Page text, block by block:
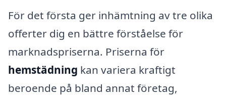
För det första ger inhämtning av tre olika
offerter dig en bättre förståelse för
marknadspriserna. Priserna för
hemstädning kan variera kraftigt
beroende på bland annat företag,